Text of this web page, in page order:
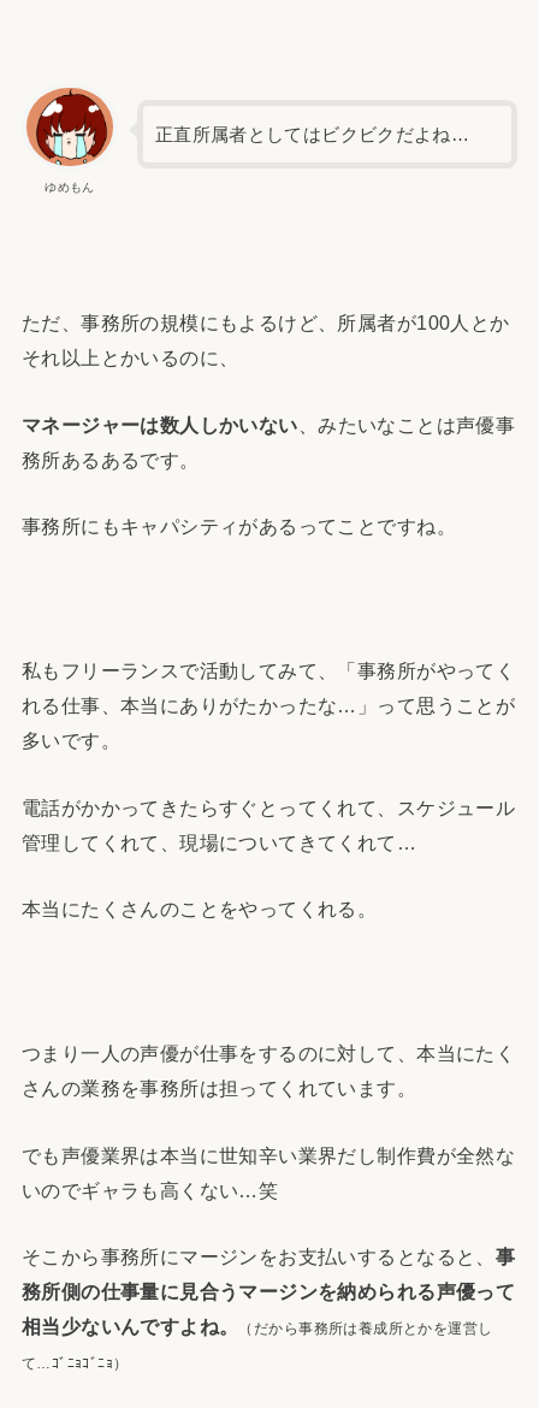
ゆめもん
正直所属者としてはビクビクだよね…
ただ、事務所の規模にもよるけど、所属者が100人とか
それ以上とかいるのに、
マネージャーは数人しかいない 、みたいなことは声優事
務所あるあるです。
事務所にもキャパシティがあるってことですね。
私もフリーランスで活動してみて、「事務所がやってく
れる仕事、本当にありがたかったな…」って思うことが
多いです。
電話がかかってきたらすぐとってくれて、スケジュール
管理してくれて、現場についてきてくれて…
本当にたくさんのことをやってくれる。
つまり一人の声優が仕事をするのに対して、本当にたく
さんの業務を事務所は担ってくれています。
でも声優業界は本当に世知辛い業界だし制作費が全然な
いのでギャラも高くない…笑
そこから事務所にマージンをお支払いするとなると、 事
務所側の仕事量に見合うマージンを納められる声優って
相当少ないんですよね。
（だから事務所は養成所とかを運営し
て…ｺﾞﾆｮｺﾞﾆｮ）